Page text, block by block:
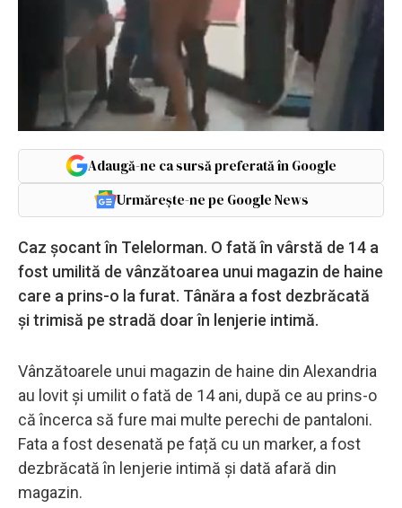
Adaugă-ne ca sursă preferată în Google
Urmărește-ne pe Google News
Caz șocant în Telelorman. O fată în vârstă de 14 a
fost umilită de vânzătoarea unui magazin de haine
care a prins-o la furat. Tânăra a fost dezbrăcată
și trimisă pe stradă doar în lenjerie intimă.
Vânzătoarele unui magazin de haine din Alexandria
au lovit și umilit o fată de 14 ani, după ce au prins-o
că încerca să fure mai multe perechi de pantaloni.
Fata a fost desenată pe față cu un marker, a fost
dezbrăcată în lenjerie intimă și dată afară din
magazin.